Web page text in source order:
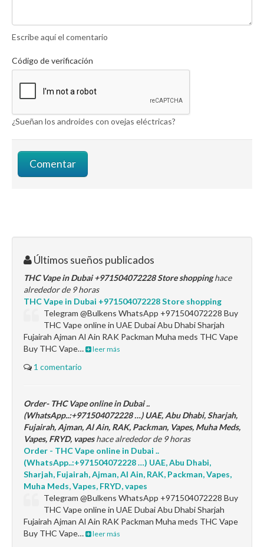
Escribe aquí el comentario
Código de verificación
¿Sueñan los androides con ovejas eléctricas?
Últimos sueños publicados
THC Vape in Dubai +971504072228 Store shoppinghace
alrededor de 9 horas
THC Vape in Dubai +971504072228 Store shopping
Telegram @Bulkens WhatsApp +971504072228 Buy
THC Vape online in UAE Dubai Abu Dhabi Sharjah
Fujairah Ajman Al Ain RAK Packman Muha meds THC Vape
Buy THC Vape…
leer más
1 comentario
Order- THC Vape online in Dubai ..
(WhatsApp..:+971504072228 …) UAE, Abu Dhabi, Sharjah,
Fujairah, Ajman, Al Ain, RAK, Packman, Vapes, Muha Meds,
Vapes, FRYD, vapeshace alrededor de 9 horas
Order - THC Vape online in Dubai ..
(WhatsApp..:+971504072228 …) UAE, Abu Dhabi,
Sharjah, Fujairah, Ajman, Al Ain, RAK, Packman, Vapes,
Muha Meds, Vapes, FRYD, vapes
Telegram @Bulkens WhatsApp +971504072228 Buy
THC Vape online in UAE Dubai Abu Dhabi Sharjah
Fujairah Ajman Al Ain RAK Packman Muha meds THC Vape
Buy THC Vape…
leer más